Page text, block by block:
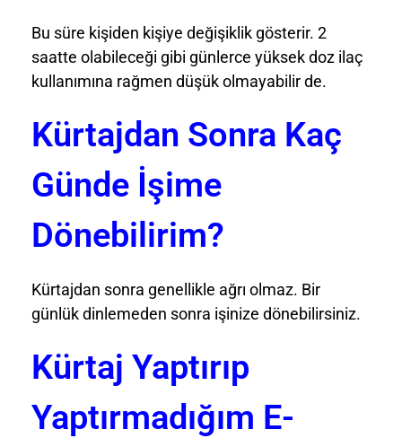
Bu süre kişiden kişiye değişiklik gösterir. 2
saatte olabileceği gibi günlerce yüksek doz ilaç
kullanımına rağmen düşük olmayabilir de.
Kürtajdan Sonra Kaç
Günde İşime
Dönebilirim?
Kürtajdan sonra genellikle ağrı olmaz. Bir
günlük dinlemeden sonra işinize dönebilirsiniz.
Kürtaj Yaptırıp
Yaptırmadığım E-